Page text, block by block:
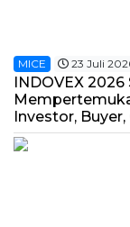
MICE 23 Juli
INDOVEX
Investor,